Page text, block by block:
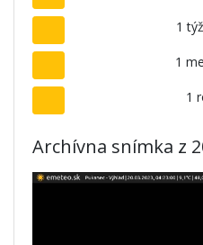
1
1
1
Archívna snímka z